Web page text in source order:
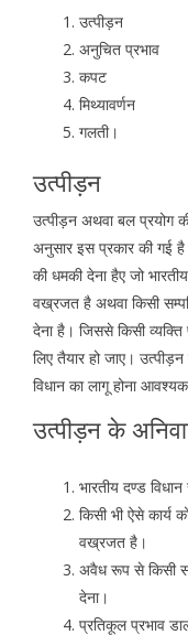
उत्पीड़न
अनुचित प्रभाव
कपट
मिथ्यावर्णन
गलती।
उत्पीड़न
उत्पीड़न अथवा बल प्रयोग
अनुसार इस प्रकार की गई है
की धमकी देना हैए जो
वख्रजत है अथवा किसी
देना है। जिससे किसी
लिए तैयार हो जाए।
विधान का लागू होना
उत्पीड़न के
भारतीय दण्ड
किसी भी ऐसे कार्य
वख्रजत है।
अवैध रूप से किसी
देना।
प्रतिकूल प्रभाव